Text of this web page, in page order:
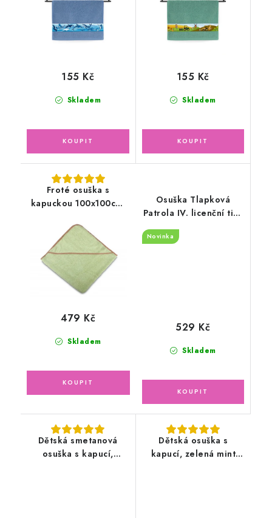
Skladem
155 Kč
Skladem
155 Kč
Froté osuška s
kapuckou 100x100cm,
lemem
Skladem
479 Kč
Osuška Tlapková
Patrola IV. licenční tisk
Novinka
Skladem
529 Kč
Dětská smetanová
osuška s kapucí,
Dětská osuška s
kapucí, zelená mint